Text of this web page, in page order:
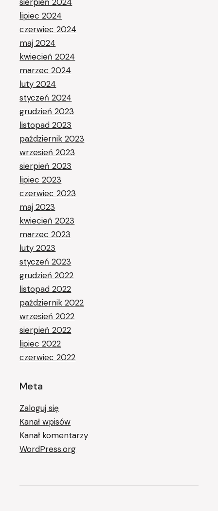
lipiec 2024
czerwiec 2024
maj 2024
kwiecień 2024
marzec 2024
luty 2024
styczeń 2024
grudzień 2023
listopad 2023
październik 2023
wrzesień 2023
sierpień 2023
lipiec 2023
czerwiec 2023
maj 2023
kwiecień 2023
marzec 2023
luty 2023
styczeń 2023
grudzień 2022
listopad 2022
październik 2022
wrzesień 2022
sierpień 2022
lipiec 2022
czerwiec 2022
Meta
Zaloguj się
Kanał wpisów
Kanał komentarzy
WordPress.org